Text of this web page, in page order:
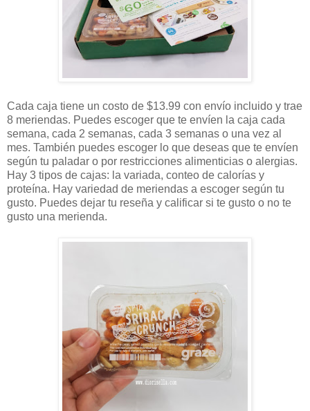
Cada caja tiene un costo de $13.99 con envío incluido y trae
8 meriendas. Puedes escoger que te envíen la caja cada
semana, cada 2 semanas, cada 3 semanas o una vez al
mes. También puedes escoger lo que deseas que te envíen
según tu paladar o por restricciones alimenticias o alergias.
Hay 3 tipos de cajas: la variada, conteo de calorías y
proteína. Hay variedad de meriendas a escoger según tu
gusto. Puedes dejar tu reseña y calificar si te gusto o no te
gusto una merienda.